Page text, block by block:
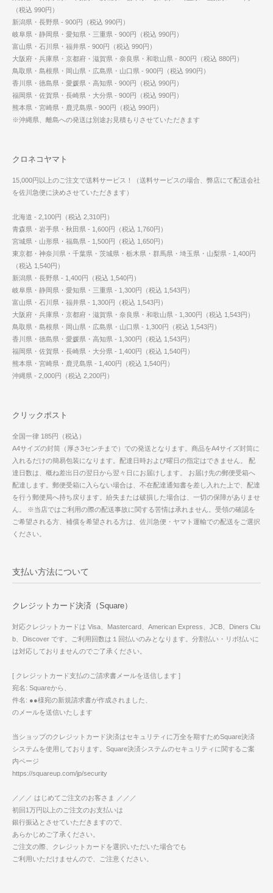
（税込 990円）
新潟県・長野県 - 900円（税込 990円）
岐阜県・静岡県・愛知県・三重県 - 900円（税込 990円）
富山県・石川県・福井県 - 900円（税込 990円）
大阪府・兵庫県・京都府・滋賀県・奈良県・和歌山県 - 800円（税込 880円）
鳥取県・島根県・岡山県・広島県・山口県 - 900円（税込 990円）
香川県・徳島県・愛媛県・高知県 - 900円（税込 990円）
福岡県・佐賀県・長崎県・大分県 - 900円（税込 990円）
熊本県・宮崎県・鹿児島県 - 900円（税込 990円）
※沖縄県、離島への発送は別途お見積もりさせていただきます
クロネコヤマト
15,000円以上のご注文で送料サービス！（送料サービスの場合、弊店にて配送会社
を佐川急便に決めさせていただきます）
北海道 - 2,100円（税込 2,310円）
青森県・岩手県・秋田県 - 1,600円（税込 1,760円）
宮城県・山形県・福島県 - 1,500円（税込 1,650円）
東京都・神奈川県・千葉県・茨城県・栃木県・群馬県・埼玉県・山梨県 - 1,400円
（税込 1,540円）
新潟県・長野県 - 1,400円（税込 1,540円）
岐阜県・静岡県・愛知県・三重県 - 1,300円（税込 1,543円）
富山県・石川県・福井県 - 1,300円（税込 1,543円）
大阪府・兵庫県・京都府・滋賀県・奈良県・和歌山県 - 1,300円（税込 1,543円）
鳥取県・島根県・岡山県・広島県・山口県 - 1,300円（税込 1,543円）
香川県・徳島県・愛媛県・高知県 - 1,300円（税込 1,543円）
福岡県・佐賀県・長崎県・大分県 - 1,400円（税込 1,540円）
熊本県・宮崎県・鹿児島県 - 1,400円（税込 1,540円）
沖縄県 - 2,000円（税込 2,200円）
クリックポスト
全国一律 185円（税込）
A4サイズの封筒（厚さ3センチまで）での発送となります。商品をA4サイズ封筒に
入れるだけの簡易包装になります。配達日時および曜日の指定はできません。 配
達日数は、概ね差出日の翌日から翌々日にお届けします。 お届け先の郵便受箱へ
配達します。郵便受箱に入らない場合は、不在配達通知書を差し入れた上で、配達
を行う郵便局へ持ち戻ります。紛失または破損した場合は、一切の保障がありませ
ん。 ※当店ではご利用の際の配送事故に関する苦情は承れません。受領の確認を
ご希望される方、補償を希望される方は、佐川急便・ヤマト運輸での配送をご選択
ください。
支払い方法について
クレジットカード決済（Square）
対応クレジットカードは Visa、Mastercard、American Express、JCB、Diners Clu
b、Discover です。ご利用回数は１回払いのみとなります。分割払い・リボ払いに
は対応しておりませんのでご了承ください。
[ クレジットカード支払のご請求書メールを送信します ]
宛名: Squareから、
件名: ●●様宛の新規請求書が作成されました、
のメールを送信いたします
当ショップのクレジットカード決済はセキュリティに万全を期すためSquare決済
システムを使用しております。Square決済システムのセキュリティに関するご案
内ページ
https://squareup.com/jp/security
／／／ はじめてご注文のお客さま ／／／
初回1万円以上のご注文のお支払いは
銀行振込とさせていただきますので、
あらかじめご了承ください。
ご注文の際、クレジットカードを選択いただいた場合でも
ご利用いただけませんので、ご注意ください。